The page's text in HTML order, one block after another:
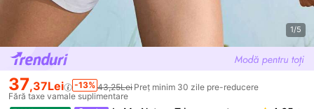
1/5
37,37Lei -13% 43,25Lei Preț minim 30 zile pre-reducere
Fără taxe vamale suplimentare